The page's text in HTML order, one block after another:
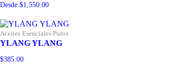
Desde:$1,550.00
Aceites Esenciales Puros
YLANG YLANG
$385.00